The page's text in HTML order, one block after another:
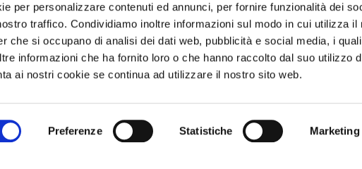
per personalizzare contenuti ed annunci, per fornire funzionalità dei
traffico. Condividiamo inoltre informazioni sul modo in cui utilizza il
che si occupano di analisi dei dati web, pubblicità e social media, i
informazioni che ha fornito loro o che hanno raccolto dal suo utilizzo
ai nostri cookie se continua ad utilizzare il nostro sito web.
Preferenze Statistiche Marketing
86
Codice Univoco Ufficio
UFHP4H
Codice fiscale
95035770130
Sito
linee guida di
servizi web
pubblicate da
PER LA